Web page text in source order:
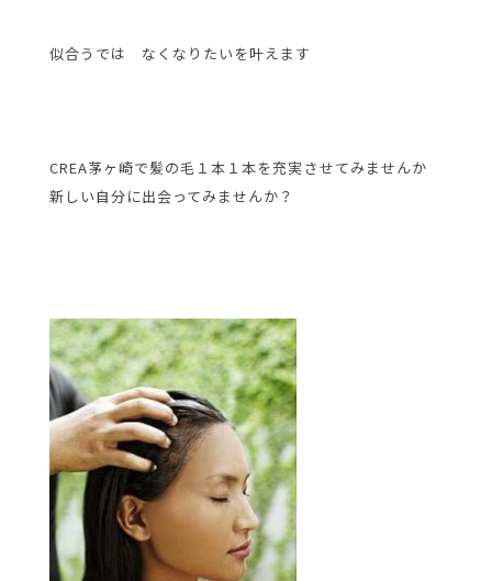
似合うでは なくなりたいを叶えます
CREA茅ヶ崎で髪の毛１本１本を充実させてみませんか
新しい自分に出会ってみませんか？